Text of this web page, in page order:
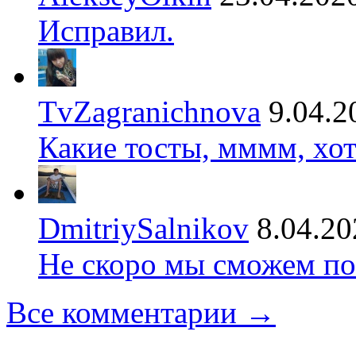
Исправил.
TvZagranichnova
Какие тосты, мммм,
DmitriySalnikov
Не скоро мы сможем
Все комментарии →